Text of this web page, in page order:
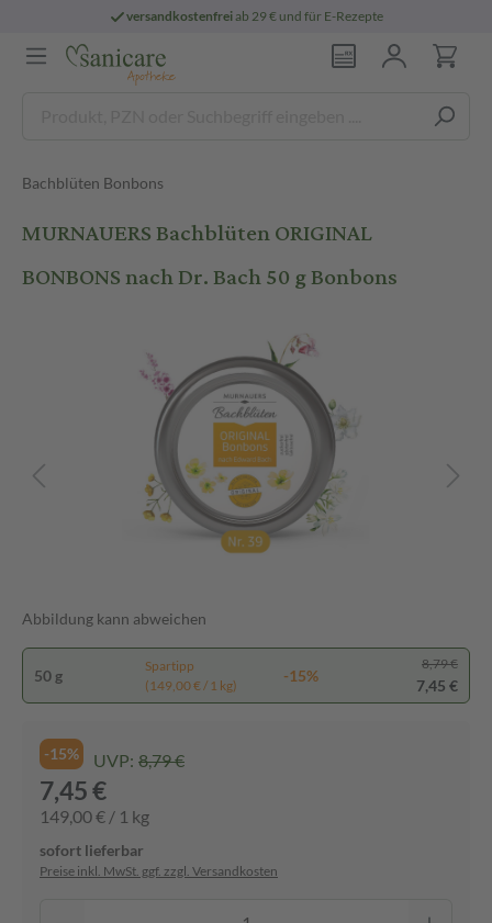
versandkostenfreiab 29 € und für E-Rezepte
Bachblüten Bonbons
MURNAUERS Bachblüten ORIGINAL
BONBONS nach Dr. Bach 50 g Bonbons
Abbildung kann abweichen
50 g
Spartipp
(149,00 € / 1 kg)
-15%
8,79 €
7,45 €
-15% UVP: 8,79 €
7,45 €
149,00 € / 1 kg
sofort lieferbar
Preise inkl. MwSt. ggf. zzgl. Versandkosten